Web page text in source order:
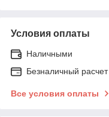
Условия оплаты
Наличными
Безналичный расчет
Все условия оплаты